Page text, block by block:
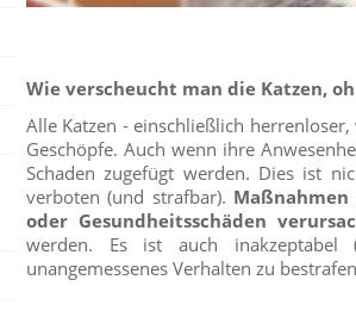
Wie verscheucht man die Katzen,
Alle Katzen - einschließlich
Geschöpfe. Auch wenn ihre
Schaden zugefügt werden. Dies ist
verboten (und strafbar).
oder Gesundheitsschäden
werden. Es ist auch inakzeptabel
unangemessenes Verhalten zu